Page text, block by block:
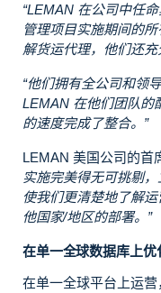
“LEMAN 在公司中任
管理项目实施期间的
解货运代理，他们还充
“他们拥有全公司和领
LEMAN 在他们团队的
的速度完成了整合。”
LEMAN 美国公司的首
实施完美得无可挑剔
使我们更清楚地了解
他国家/地区的部署。”
在单一全球数据库上优
在单一全球平台上运营